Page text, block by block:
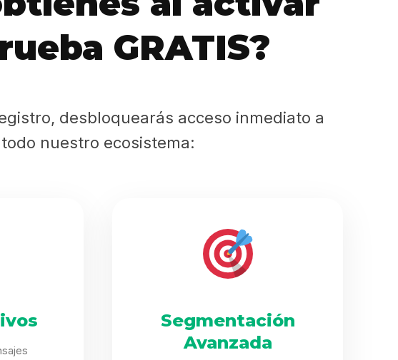
Sabritas
Casting
Contacto
GRATIS?
desbloquearás acceso inmediato a
todo nuestro ecosistema:
Segmentación
Avanzada